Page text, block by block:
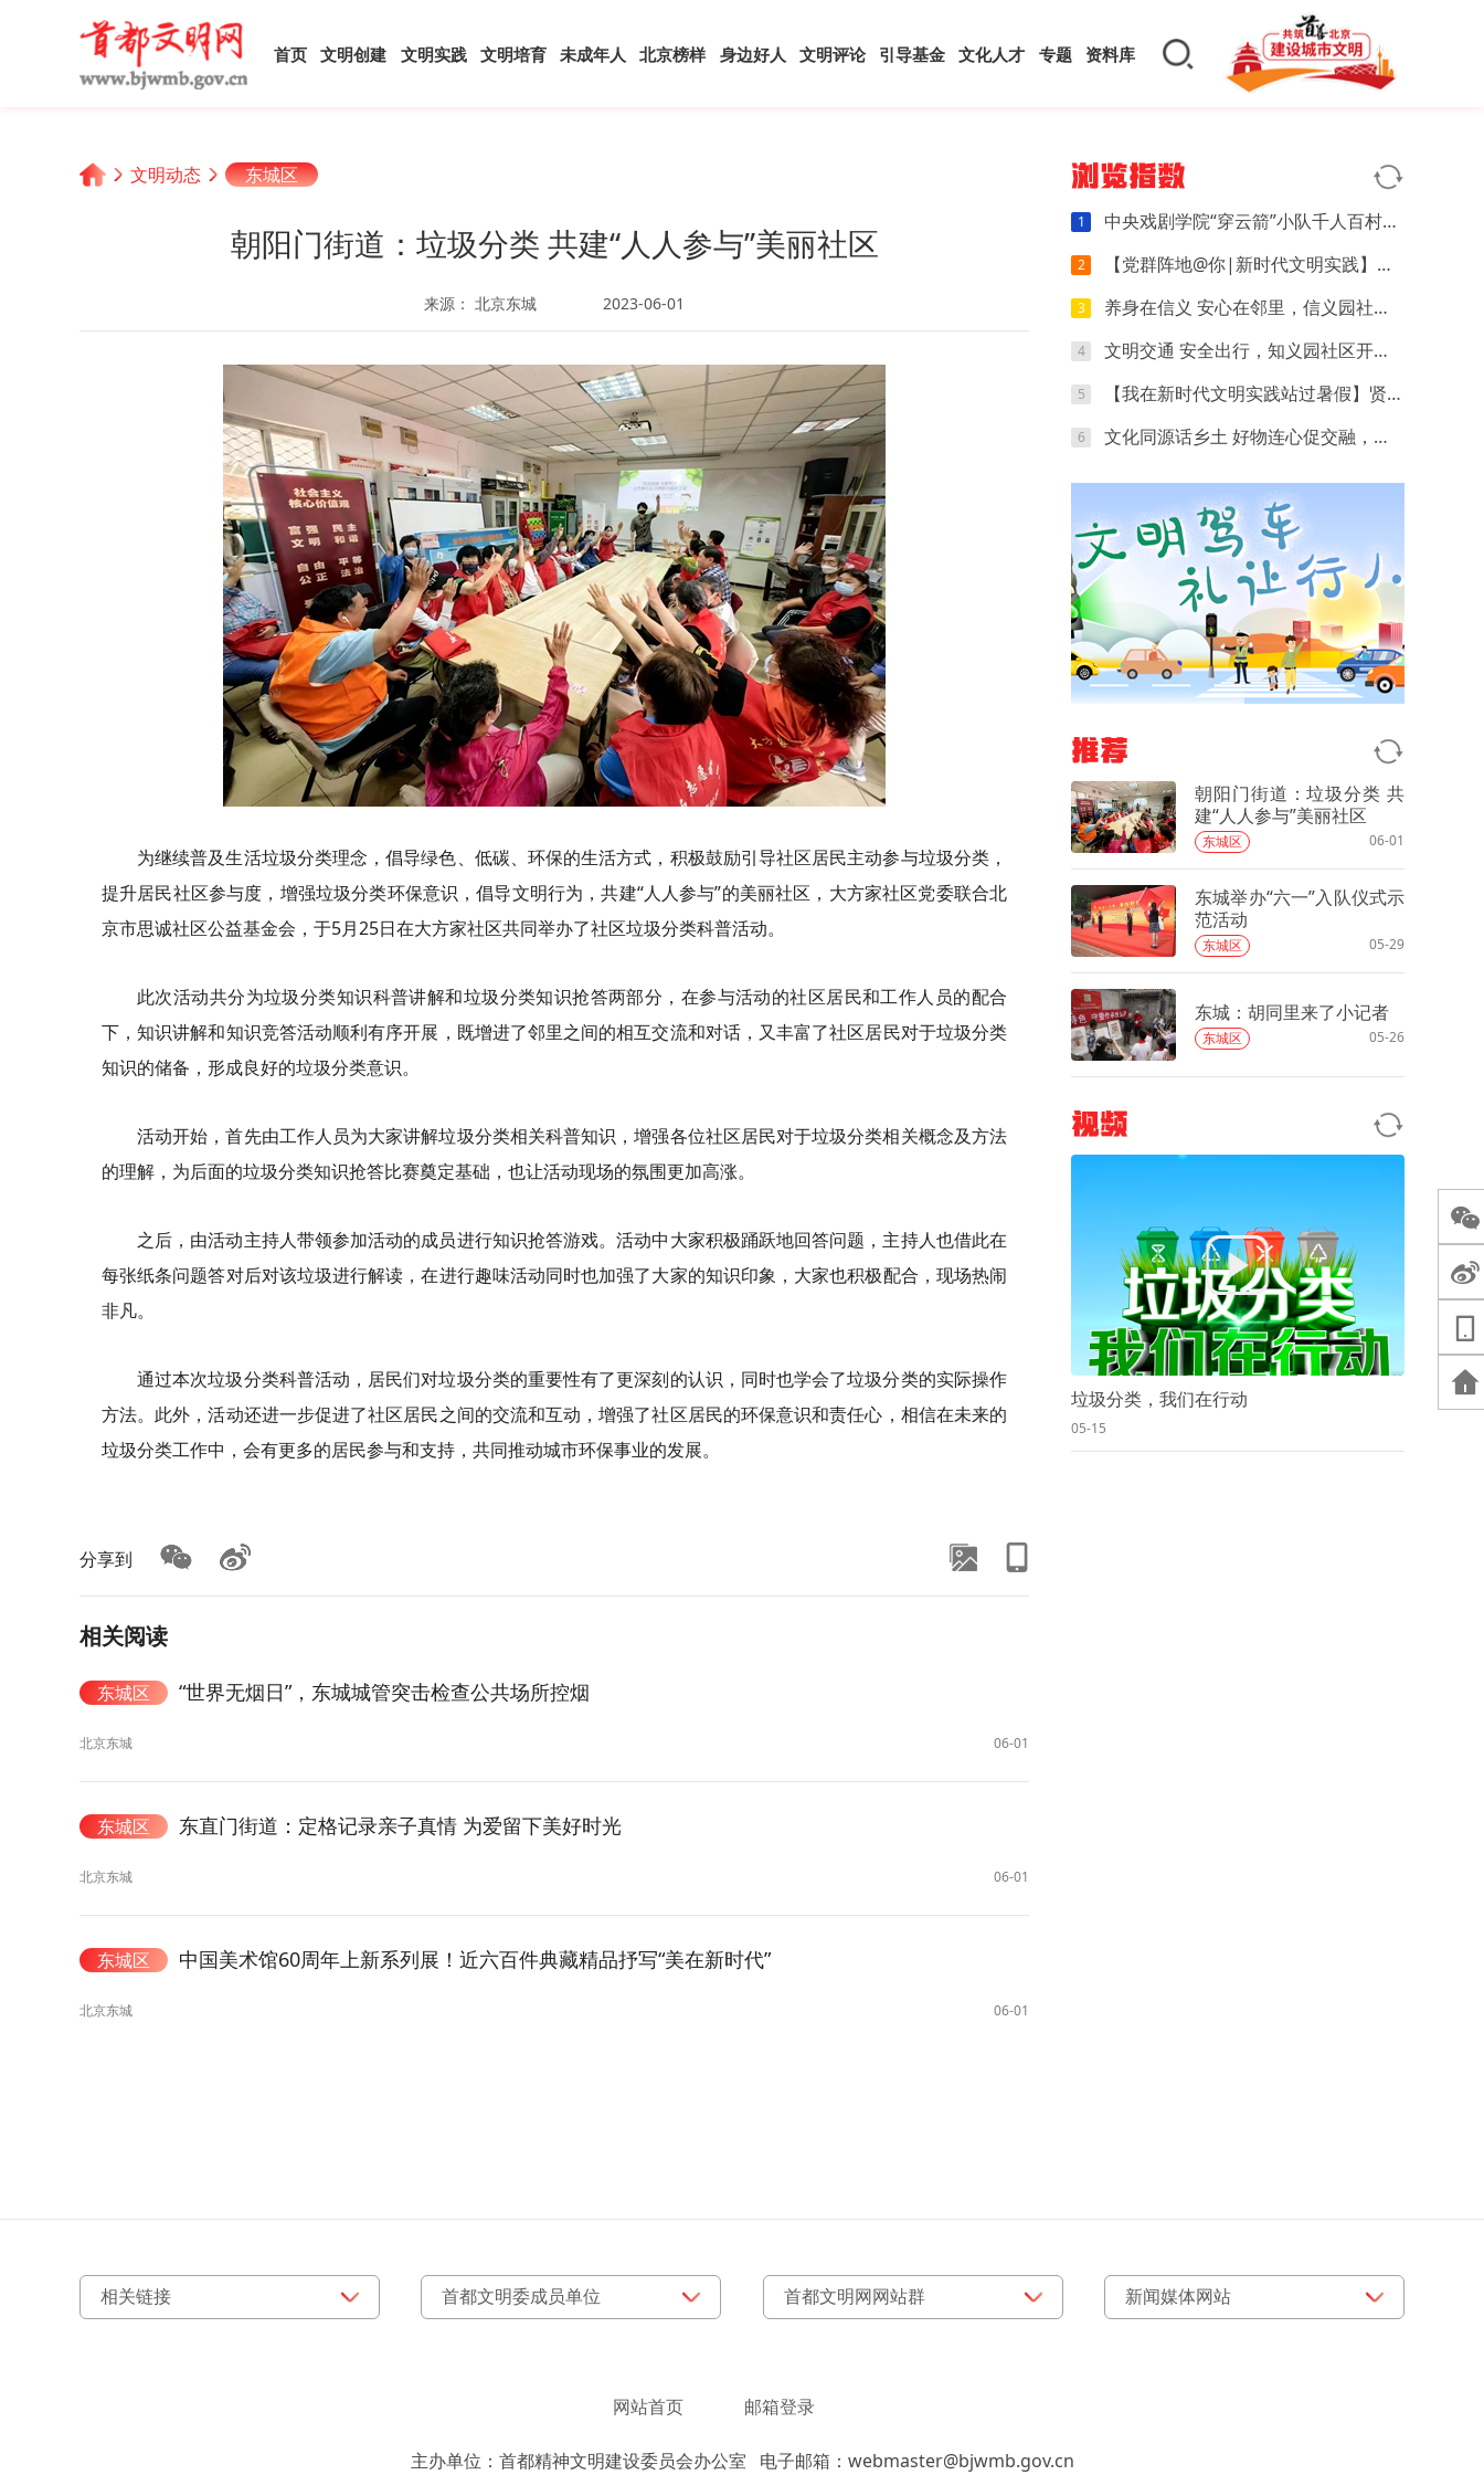
首页 文明创建 文明实践 文明培育 未成年人 北京榜样 身边好人 文明评论 引导基金 文化人才 专题 资料库
文明动态 东城区
朝阳门街道：垃圾分类 共建“人人参与”美丽社区
来源： 北京东城 2023-06-01
为继续普及生活垃圾分类理念，倡导绿色、低碳、环保的生活方式，积极鼓励引导社区居民主动参与垃圾分类，
提升居民社区参与度，增强垃圾分类环保意识，倡导文明行为，共建“人人参与”的美丽社区，大方家社区党委联合北
京市思诚社区公益基金会，于5月25日在大方家社区共同举办了社区垃圾分类科普活动。
此次活动共分为垃圾分类知识科普讲解和垃圾分类知识抢答两部分，在参与活动的社区居民和工作人员的配合
下，知识讲解和知识竞答活动顺利有序开展，既增进了邻里之间的相互交流和对话，又丰富了社区居民对于垃圾分类
知识的储备，形成良好的垃圾分类意识。
活动开始，首先由工作人员为大家讲解垃圾分类相关科普知识，增强各位社区居民对于垃圾分类相关概念及方法
的理解，为后面的垃圾分类知识抢答比赛奠定基础，也让活动现场的氛围更加高涨。
之后，由活动主持人带领参加活动的成员进行知识抢答游戏。活动中大家积极踊跃地回答问题，主持人也借此在
每张纸条问题答对后对该垃圾进行解读，在进行趣味活动同时也加强了大家的知识印象，大家也积极配合，现场热闹
非凡。
通过本次垃圾分类科普活动，居民们对垃圾分类的重要性有了更深刻的认识，同时也学会了垃圾分类的实际操作
方法。此外，活动还进一步促进了社区居民之间的交流和互动，增强了社区居民的环保意识和责任心，相信在未来的
垃圾分类工作中，会有更多的居民参与和支持，共同推动城市环保事业的发展。
分享到
相关阅读
东城区 “世界无烟日”，东城城管突击检查公共场所控烟
北京东城 06-01
东城区 东直门街道：定格记录亲子真情 为爱留下美好时光
北京东城 06-01
东城区 中国美术馆60周年上新系列展！近六百件典藏精品抒写“美在新时代”
北京东城 06-01
浏览指数
1 中央戏剧学院“穿云箭”小队千人百村暑期实践：红色文化可感可触，文创“小楼”萌动山乡
2 【党群阵地@你|新时代文明实践】开营第四天｜执笔忆研学，动手探科学，解锁夏日多彩时光
3 养身在信义 安心在邻里，信义园社区立秋养生专场来啦
4 文明交通 安全出行，知义园社区开展电动车交通安全宣传活动
5 【我在新时代文明实践站过暑假】贤王庄村开展“寻找赛博坦星球”青少年科普活动
6 文化同源话乡土 好物连心促交融，夏各庄镇团委开展京津冀红领巾夏令营乡土好物分享会
推荐
朝阳门街道：垃圾分类 共
建“人人参与”美丽社区
东城区 06-01
东城举办“六一”入队仪式示
范活动
东城区 05-29
东城：胡同里来了小记者
东城区 05-26
视频
垃圾分类，我们在行动
05-15
网站首页 邮箱登录
主办单位：首都精神文明建设委员会办公室 电子邮箱：webmaster@bjwmb.gov.cn